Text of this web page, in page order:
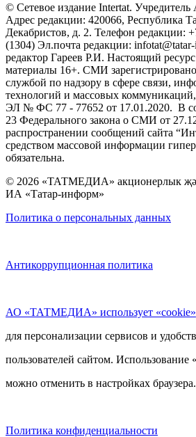
© Сетевое издание Intertat.
Адрес редакции: 420066, Республика
Декабристов, д. 2. Телефон редакции:
(1304) Эл.почта редакции:
редактор Гареев Р.И. Настоящий
материалы 16+. СМИ
службой по надзору в сфере связи,
технологий и массовых
ЭЛ № ФС 77 - 77652 от 17.01.2020. В
23 Федерального закона о СМИ от
распространении сообщений сайта
средством массовой информации
обязательна.
© 2026 «ТАТМЕДИА» акционерлык
ИА «Татар-информ»
Политика о персональных данных
Антикоррупционная политика
АО «ТАТМЕДИА» использует «cookie»
для персонализации сервисов и
пользователей сайтом. Использование
можно отменить в настройках браузера.
Политика конфиденциальности